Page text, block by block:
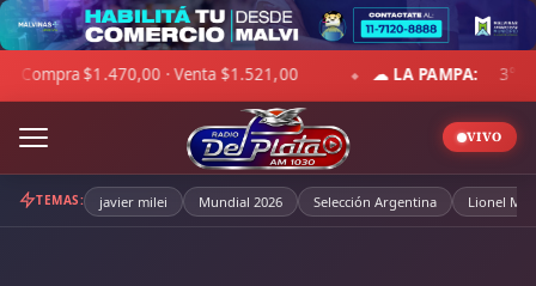
Skip
to
content3°C · Sensación -1°C · Parcialmente nublado · Viento 13 km/h ·
VIVO
TEMAS: javier milei Mundial 2026 Selección Argentina Lionel